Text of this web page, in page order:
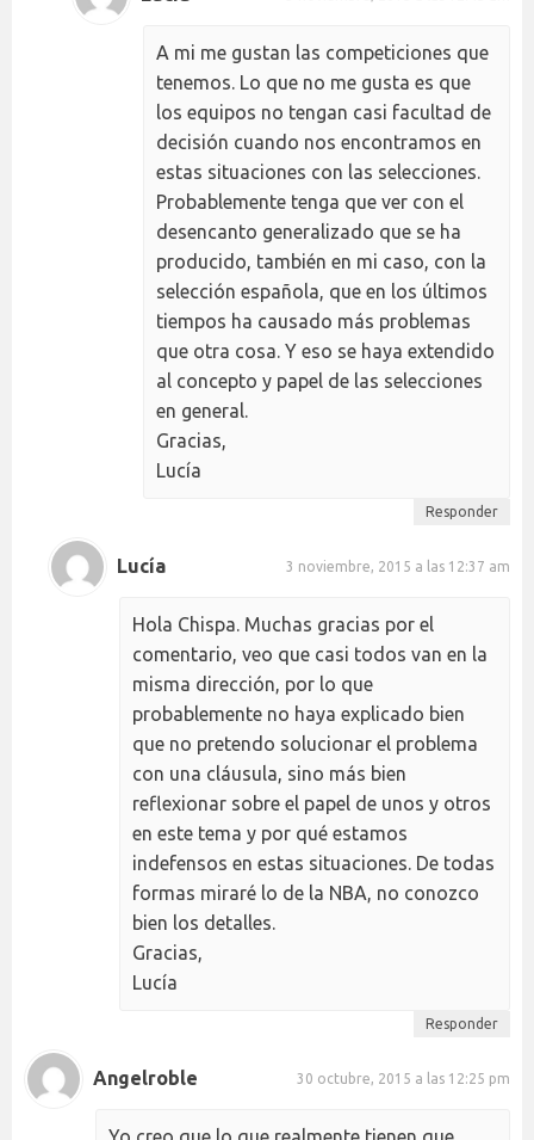
A mi me gustan las competiciones que
tenemos. Lo que no me gusta es que
los equipos no tengan casi facultad de
decisión cuando nos encontramos en
estas situaciones con las selecciones.
Probablemente tenga que ver con el
desencanto generalizado que se ha
producido, también en mi caso, con la
selección española, que en los últimos
tiempos ha causado más problemas
que otra cosa. Y eso se haya extendido
al concepto y papel de las selecciones
en general.
Gracias,
Lucía
Responder
Lucía 3 noviembre, 2015 a las 12:37 am
Hola Chispa. Muchas gracias por el
comentario, veo que casi todos van en la
misma dirección, por lo que
probablemente no haya explicado bien
que no pretendo solucionar el problema
con una cláusula, sino más bien
reflexionar sobre el papel de unos y otros
en este tema y por qué estamos
indefensos en estas situaciones. De todas
formas miraré lo de la NBA, no conozco
bien los detalles.
Gracias,
Lucía
Responder
Angelroble 30 octubre, 2015 a las 12:25 pm